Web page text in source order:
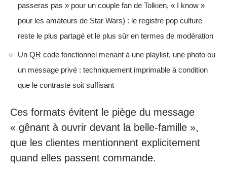
passeras pas » pour un couple fan de Tolkien, « I know »
pour les amateurs de Star Wars) : le registre pop culture
reste le plus partagé et le plus sûr en termes de modération
Un QR code fonctionnel menant à une playlist, une photo ou
un message privé : techniquement imprimable à condition
que le contraste soit suffisant
Ces formats évitent le piège du message
« gênant à ouvrir devant la belle-famille »,
que les clientes mentionnent explicitement
quand elles passent commande.